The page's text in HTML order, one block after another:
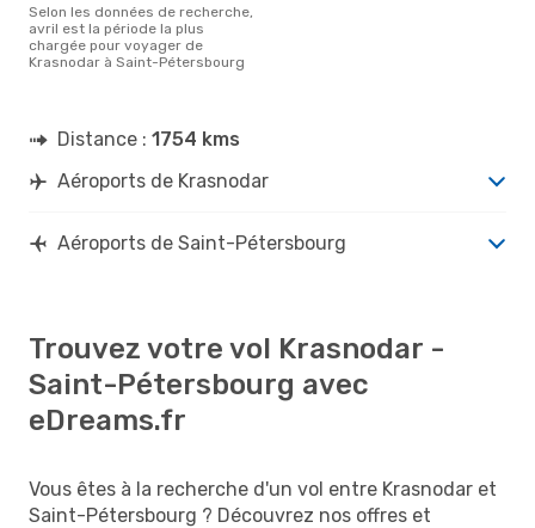
Selon les données de recherche,
avril est la période la plus
chargée pour voyager de
Krasnodar à Saint-Pétersbourg
Distance : 1754 kms
Aéroports de Krasnodar
Aéroports de Saint-Pétersbourg
Trouvez votre vol Krasnodar -
Saint-Pétersbourg avec
eDreams.fr
Vous êtes à la recherche d'un vol entre Krasnodar et
Saint-Pétersbourg ? Découvrez nos offres et